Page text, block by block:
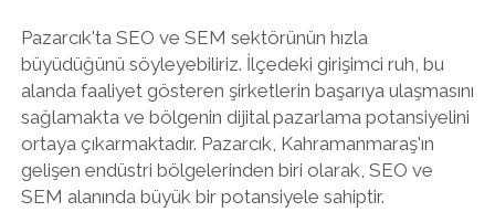
Pazarcık'ta SEO ve SEM sektörünün hızla
büyüdüğünü söyleyebiliriz. İlçedeki girişimci ruh, bu
alanda faaliyet gösteren şirketlerin başarıya ulaşmasını
sağlamakta ve bölgenin dijital pazarlama potansiyelini
ortaya çıkarmaktadır. Pazarcık, Kahramanmaraş'ın
gelişen endüstri bölgelerinden biri olarak, SEO ve
SEM alanında büyük bir potansiyele sahiptir.